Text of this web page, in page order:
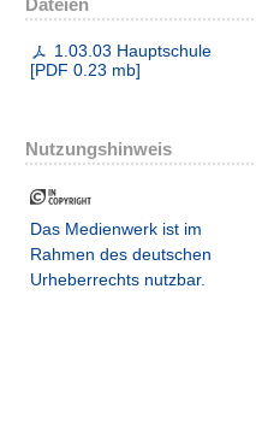
Dateien
1.03.03 Hauptschule
[PDF 0.23 mb]
Nutzungshinweis
Das Medienwerk ist im
Rahmen des deutschen
Urheberrechts nutzbar.